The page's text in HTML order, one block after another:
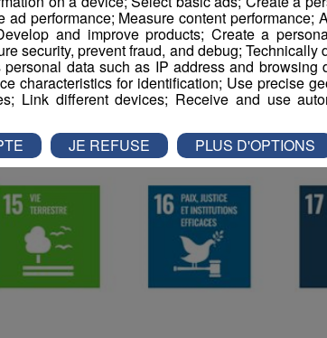
performance; Measure content performance;
and improve products; Create a
security, prevent fraud, and debug; Technically
data such as IP address and browsing
characteristics for identification; Use precise
Link different devices; Receive and use
JE REFUSE PLUS D'OPTIONS